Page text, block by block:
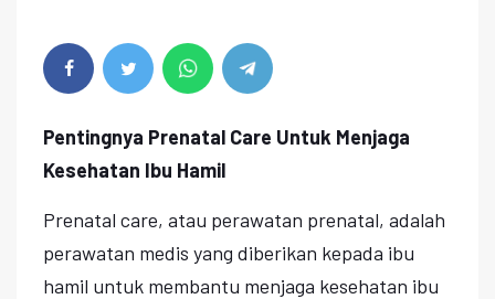
Pentingnya Prenatal Care Untuk Menjaga
Kesehatan Ibu Hamil
Prenatal care, atau perawatan prenatal, adalah
perawatan medis yang diberikan kepada ibu
hamil untuk membantu menjaga kesehatan ibu